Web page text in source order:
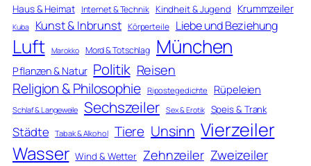
Haus & Heimat Internet & Technik Kindheit & Jugend Krummzeiler
Kuba Kunst & Inbrunst Körperteile Liebe und Beziehung
Luft Marokko Mord & Totschlag München
Pflanzen & Natur Politik Reisen
Religion & Philosophie Ripostegedichte Rüpeleien
Schlaf & Langeweile Sechszeiler Sex & Erotik Speis & Trank
Städte Tabak & Alkohol Tiere Unsinn Vierzeiler
Wasser Wind & Wetter Zehnzeiler Zweizeiler